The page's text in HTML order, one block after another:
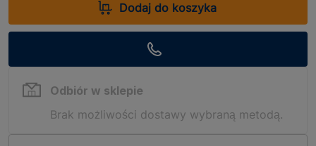
Dodaj do koszyka
Odbiór w sklepie
Brak możliwości dostawy wybraną metodą.